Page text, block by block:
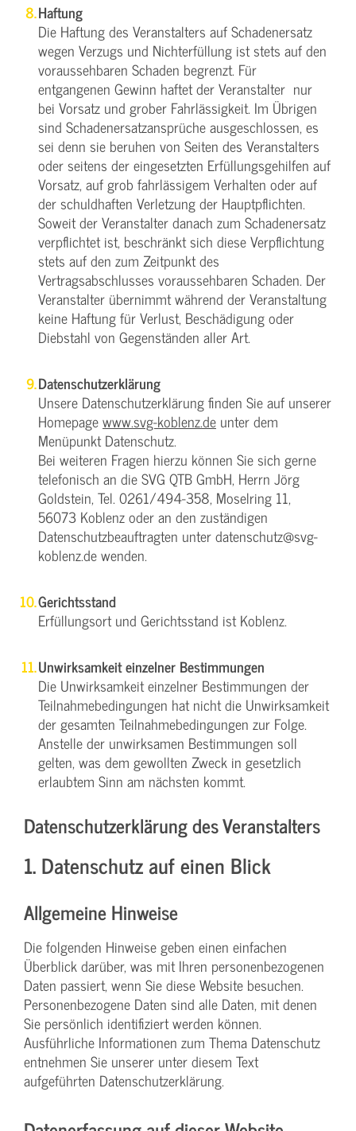
Haftung
Die Haftung des Veranstalters auf Schadenersatz
wegen Verzugs und Nichterfüllung ist stets auf den
voraussehbaren Schaden begrenzt. Für
entgangenen Gewinn haftet der Veranstalter nur
bei Vorsatz und grober Fahrlässigkeit. Im Übrigen
sind Schadenersatzansprüche ausgeschlossen, es
sei denn sie beruhen von Seiten des Veranstalters
oder seitens der eingesetzten Erfüllungsgehilfen auf
Vorsatz, auf grob fahrlässigem Verhalten oder auf
der schuldhaften Verletzung der Hauptpflichten.
Soweit der Veranstalter danach zum Schadenersatz
verpflichtet ist, beschränkt sich diese Verpflichtung
stets auf den zum Zeitpunkt des
Vertragsabschlusses voraussehbaren Schaden. Der
Veranstalter übernimmt während der Veranstaltung
keine Haftung für Verlust, Beschädigung oder
Diebstahl von Gegenständen aller Art.
Datenschutzerklärung
Unsere Datenschutzerklärung finden Sie auf unserer
Homepagewww.svg-koblenz.de unter dem
Menüpunkt Datenschutz.
Bei weiteren Fragen hierzu können Sie sich gerne
telefonisch an die SVG QTB GmbH, Herrn Jörg
Goldstein, Tel. 0261/494-358, Moselring 11,
56073 Koblenz oder an den zuständigen
Datenschutzbeauftragten unter datenschutz@svg-
koblenz.de wenden.
Gerichtsstand
Erfüllungsort und Gerichtsstand ist Koblenz.
Unwirksamkeit einzelner Bestimmungen
Die Unwirksamkeit einzelner Bestimmungen der
Teilnahmebedingungen hat nicht die Unwirksamkeit
der gesamten Teilnahmebedingungen zur Folge.
Anstelle der unwirksamen Bestimmungen soll
gelten, was dem gewollten Zweck in gesetzlich
erlaubtem Sinn am nächsten kommt.
Datenschutzerklärung des Veranstalters
1. Datenschutz auf einen Blick
Allgemeine Hinweise
Die folgenden Hinweise geben einen einfachen
Überblick darüber, was mit Ihren personenbezogenen
Daten passiert, wenn Sie diese Website besuchen.
Personenbezogene Daten sind alle Daten, mit denen
Sie persönlich identifiziert werden können.
Ausführliche Informationen zum Thema Datenschutz
entnehmen Sie unserer unter diesem Text
aufgeführten Datenschutzerklärung.